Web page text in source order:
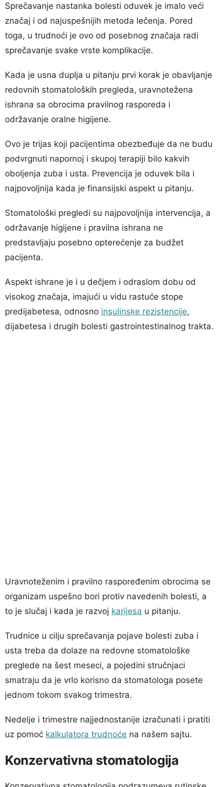
Sprečavanje nastanka bolesti oduvek je imalo veći
značaj i od najuspešnijih metoda lečenja. Pored
toga, u trudnoći je ovo od posebnog značaja radi
sprečavanje svake vrste komplikacije.
Kada je usna duplja u pitanju prvi korak je obavljanje
redovnih stomatoloških pregleda, uravnotežena
ishrana sa obrocima pravilnog rasporeda i
održavanje oralne higijene.
Ovo je trijas koji pacijentima obezbeđuje da ne budu
podvrgnuti napornoj i skupoj terapiji bilo kakvih
oboljenja zuba i usta. Prevencija je oduvek bila i
najpovoljnija kada je finansijski aspekt u pitanju.
Stomatološki pregledi su najpovoljnija intervencija, a
održavanje higijene i pravilna ishrana ne
predstavljaju posebno opterećenje za budžet
pacijenta.
Aspekt ishrane je i u dečjem i odraslom dobu od
visokog značaja, imajući u vidu rastuće stope
predijabetesa, odnosno insulinske rezistencije,
dijabetesa i drugih bolesti gastrointestinalnog trakta.
Uravnoteženim i pravilno raspoređenim obrocima se
organizam uspešno bori protiv navedenih bolesti, a
to je slučaj i kada je razvoj karijesa u pitanju.
Trudnice u cilju sprečavanja pojave bolesti zuba i
usta treba da dolaze na redovne stomatološke
preglede na šest meseci, a pojedini stručnjaci
smatraju da je vrlo korisno da stomatologa posete
jednom tokom svakog trimestra.
Nedelje i trimestre najjednostanije izračunati i pratiti
uz pomoć kalkulatora trudnoće na našem sajtu.
Konzervativna stomatologija